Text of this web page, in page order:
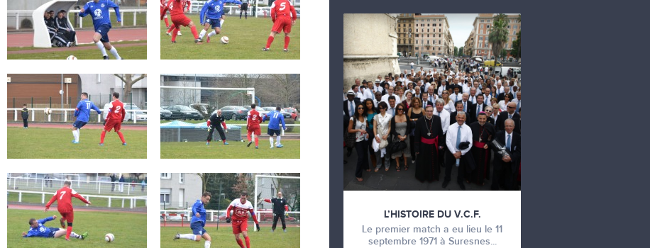
L’HISTOIRE DU V.C.F.
Le premier match a eu lieu le 11
septembre 1971 à Suresnes...